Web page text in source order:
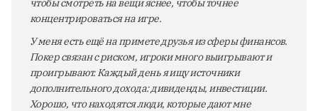
чтобы смотреть на вещи яснее, чтобы точнее
концентрироваться на игре.
У меня есть ещё на примете друзья из сферы финансов.
Покер связан с риском, игроки много выигрывают и
проигрывают. Каждый день я ищу источники
дополнительного дохода: дивиденды, инвестиции.
Хорошо, что находятся люди, которые дают мне